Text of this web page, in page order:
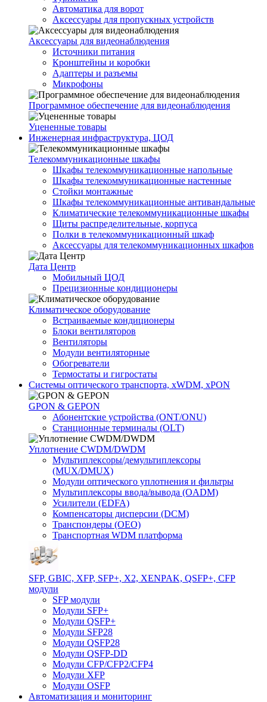
Автоматика для ворот
Аксессуары для пропускных устройств
Аксессуары для видеонаблюдения
Источники питания
Кронштейны и коробки
Адаптеры и разъемы
Микрофоны
Программное обеспечение для видеонаблюдения
Уцененные товары
Инженерная инфраструктура, ЦОД
Телекоммуникационные шкафы
Шкафы телекоммуникационные напольные
Шкафы телекоммуникационные настенные
Стойки монтажные
Шкафы телекоммуникационные антивандальные
Климатические телекоммуникационные шкафы
Щиты распределительные, корпуса
Полки в телекоммуникационный шкаф
Аксессуары для телекоммуникационных шкафов
Дата Центр
Мобильный ЦОД
Прецизионные кондиционеры
Климатичeское оборудование
Встраиваемые кондиционеры
Блоки вентиляторов
Вентиляторы
Модули вентиляторные
Обогреватели
Термостаты и гигростаты
Системы оптического транспорта, xWDM, xPON
GPON & GEPON
Абонентские устройства (ONT/ONU)
Станционные терминалы (OLT)
Уплотнение CWDM/DWDM
Мультиплексоры/демультиплексоры
(MUX/DMUX)
Модули оптического уплотнения и фильтры
Мультиплексоры ввода/вывода (OADM)
Усилители (EDFA)
Компенсаторы дисперсии (DCM)
Транспондеры (OEO)
Транспортная WDM платформа
SFP, GBIC, XFP, SFP+, X2, XENPAK, QSFP+, CFP
модули
SFP модули
Модули SFP+
Модули QSFP+
Модули SFP28
Модули QSFP28
Модули QSFP-DD
Модули CFP/CFP2/CFP4
Модули XFP
Модули OSFP
Автоматизация и мониторинг